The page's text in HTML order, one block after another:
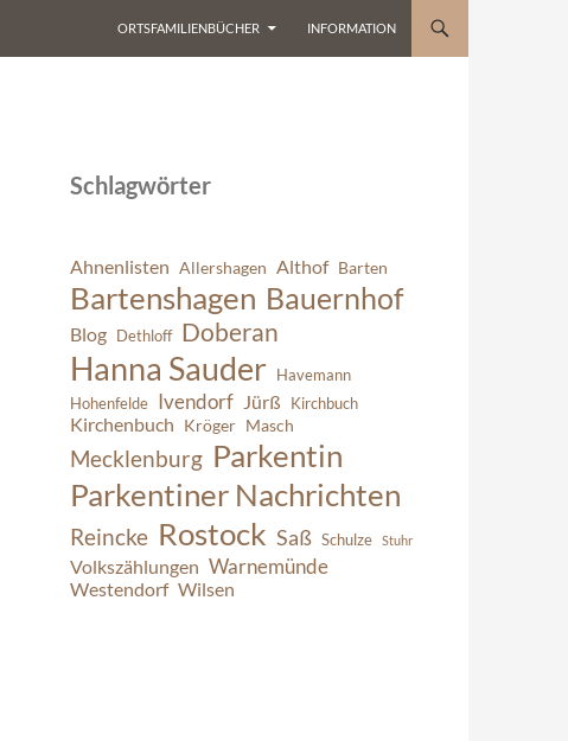
ORTSFAMILIENBÜCHER INFORMATION
Schlagwörter
Ahnenlisten Allershagen Althof Barten
Bartenshagen Bauernhof
Blog Dethloff Doberan
Hanna Sauder
Havemann
Hohenfelde Ivendorf Jürß Kirchbuch
Kirchenbuch Kröger Masch
Mecklenburg Parkentin
Parkentiner Nachrichten
Reincke Rostock Saß Schulze Stuhr
Volkszählungen Warnemünde
Westendorf Wilsen